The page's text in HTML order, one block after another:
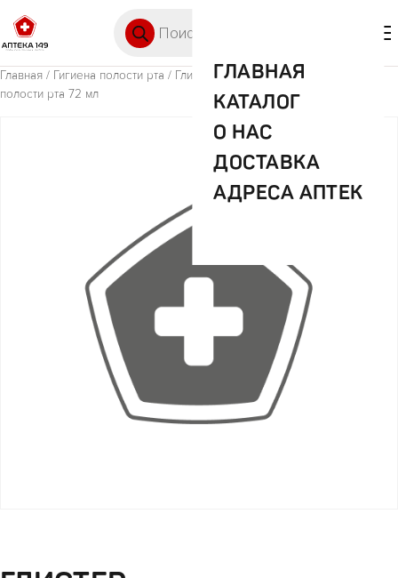
ГЛАВНАЯ
КАТАЛОГ
О НАС
ДОСТАВКА
АДРЕСА АПТЕК
Главная / Гигиена полости рта / Глистер ополаскиватель многоф
полости рта 72 мл